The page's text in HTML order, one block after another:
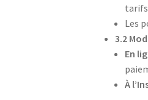
Les
3.2
En
À